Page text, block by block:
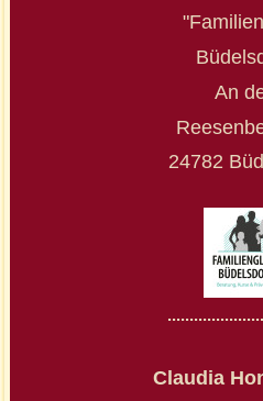
An
24782
Claudia